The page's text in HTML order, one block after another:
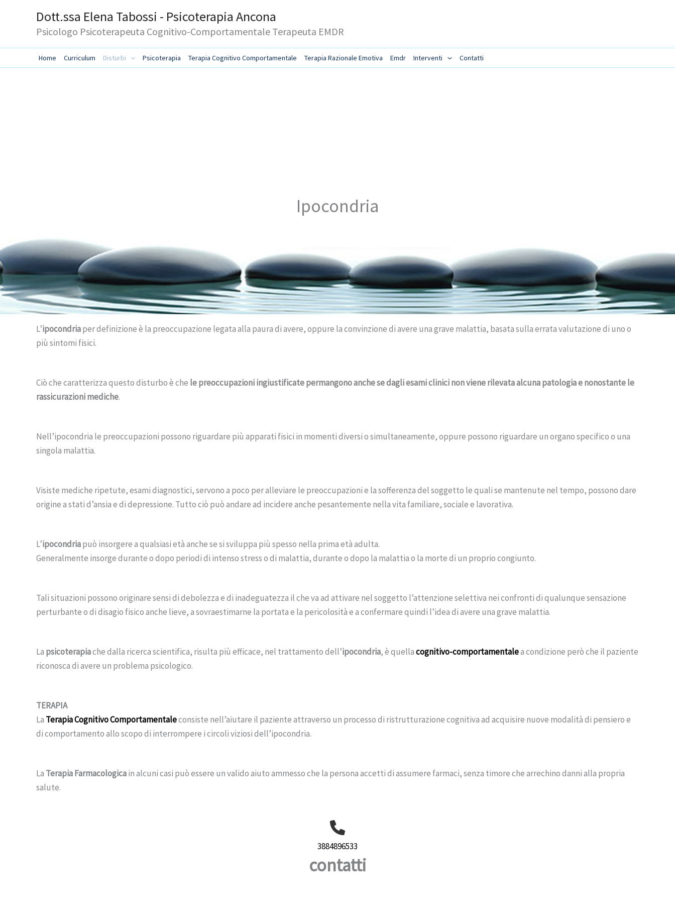
contenuto
Dott.ssa Elena Tabossi - Psicoterapia Ancona
Psicologo Psicoterapeuta Cognitivo-Comportamentale Terapeuta EMDR
Home Curriculum Disturbi Psicoterapia Terapia Cognitivo Comportamentale Terapia Razionale Emotiva Emdr Interventi Contatti
Ipocondria
L’ipocondriaper definizione è la preoccupazione legata alla paura di avere, oppure la convinzione di avere una grave malattia, basata sulla errata valutazione di uno o
più sintomi fisici.
Ciò che caratterizza questo disturbo è che le preoccupazioni ingiustificate permangono anche se dagli esami clinici non viene rilevata alcuna patologia e nonostante le
rassicurazioni mediche.
Nell’ipocondria le preoccupazioni possono riguardare più apparati fisici in momenti diversi o simultaneamente, oppure possono riguardare un organo specifico o una
singola malattia.
Visiste mediche ripetute, esami diagnostici, servono a poco per alleviare le preoccupazioni e la sofferenza del soggetto le quali se mantenute nel tempo, possono dare
origine a stati d’ansia e di depressione. Tutto ciò può andare ad incidere anche pesantemente nella vita familiare, sociale e lavorativa.
L’ipocondriapuò insorgere a qualsiasi età anche se si sviluppa più spesso nella prima età adulta.
Generalmente insorge durante o dopo periodi di intenso stress o di malattia, durante o dopo la malattia o la morte di un proprio congiunto.
Tali situazioni possono originare sensi di debolezza e di inadeguatezza il che va ad attivare nel soggetto l’attenzione selettiva nei confronti di qualunque sensazione
perturbante o di disagio fisico anche lieve, a sovraestimarne la portata e la pericolosità e a confermare quindi l’idea di avere una grave malattia.
La psicoterapiache dalla ricerca scientifica, risulta più efficace, nel trattamento dell’ipocondria, è quellacognitivo-comportamentalea condizione però che il paziente
riconosca di avere un problema psicologico.
TERAPIA
La Terapia Cognitivo Comportamentaleconsiste nell’aiutare il paziente attraverso un processo di ristrutturazione cognitiva ad acquisire nuove modalità di pensiero e
di comportamento allo scopo di interrompere i circoli viziosi dell’ipocondria.
La Terapia Farmacologicain alcuni casi può essere un valido aiuto ammesso che la persona accetti di assumere farmaci, senza timore che arrechino danni alla propria
salute.
3884896533
contatti